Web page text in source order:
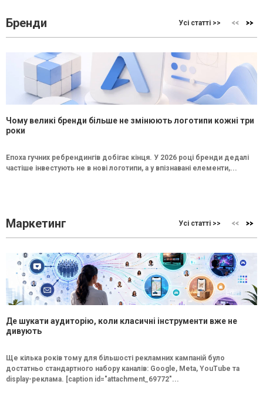
Бренди Усі статті >>
Чому великі бренди більше не змінюють логотипи кожні три
роки
Епоха гучних ребрендингів добігає кінця. У 2026 році бренди дедалі
частіше інвестують не в нові логотипи, а у впізнавані елементи,...
Маркетинг Усі статті >>
Де шукати аудиторію, коли класичні інструменти вже не
дивують
Ще кілька років тому для більшості рекламних кампаній було
достатньо стандартного набору каналів: Google, Meta, YouTube та
display-реклама. [caption id="attachment_69772"...